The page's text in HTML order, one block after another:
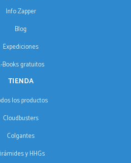
Info Zapper
Blog
Expediciones
Books gratuitos
TIENDA
los productos
Cloudbusters
Colgantes
y HHGs